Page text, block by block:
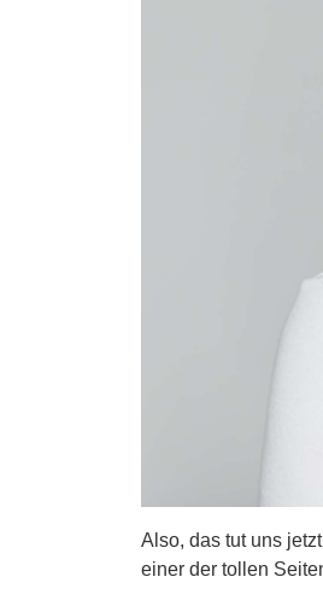
Also, das tut uns
einer der tollen